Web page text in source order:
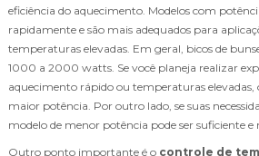
eficiência do aquecimento. Modelos com
rapidamente e são mais adequados para
temperaturas elevadas. Em geral, bicos de
1000 a 2000 watts. Se você planeja realizar
aquecimento rápido ou temperaturas
maior potência. Por outro lado, se suas
modelo de menor potência pode ser suficiente e
Outro ponto importante é o controle de